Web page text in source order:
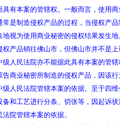
具有本案的管辖权。一般而言，使用
常是制造侵权产品的过程，当侵权产
地视为使用商业秘密的侵权结果发生
权产品销往佛山市，但佛山市并不是
级人民法院亦不能据此具有本案的管
告商业秘密所制造的侵权产品，因该
级人民法院管辖本案的依据。至于四
备和工艺进行分条、切张等，因起诉
院管辖本案的依据。